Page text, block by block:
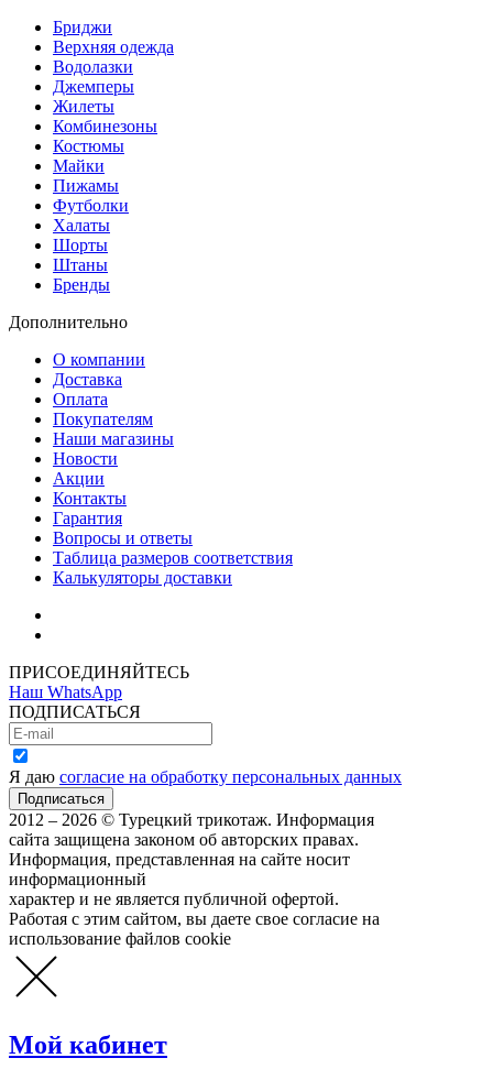
Бриджи
Верхняя одежда
Водолазки
Джемперы
Жилеты
Комбинезоны
Костюмы
Майки
Пижамы
Футболки
Халаты
Шорты
Штаны
Бренды
Дополнительно
О компании
Доставка
Оплата
Покупателям
Наши магазины
Новости
Акции
Контакты
Гарантия
Вопросы и ответы
Таблица размеров соответствия
Калькуляторы доставки
ПРИСОЕДИНЯЙТЕСЬ
Наш WhatsApp
ПОДПИСАТЬСЯ
Я даю согласие на обработку персональных данных
2012 – 2026 © Турецкий трикотаж. Информация
сайта защищена законом об авторских правах.
Информация, представленная на сайте носит
информационный
характер и не является публичной офертой.
Работая с этим сайтом, вы даете свое согласие на
использование файлов cookie
Мой кабинет